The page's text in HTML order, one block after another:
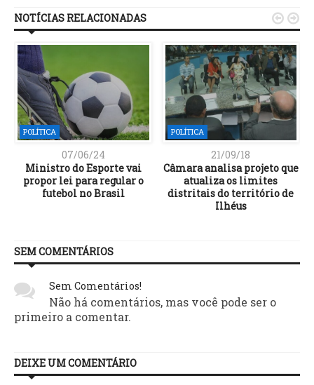
NOTÍCIAS RELACIONADAS
POLÍTICA
07/06/24
Ministro do Esporte vai
propor lei para regular o
futebol no Brasil
POLÍTICA
21/09/18
Câmara analisa projeto que
atualiza os limites
distritais do território de
Ilhéus
 
SEM COMENTÁRIOS
Sem Comentários!
Não há comentários, mas você pode ser o
primeiro a comentar.
DEIXE UM COMENTÁRIO